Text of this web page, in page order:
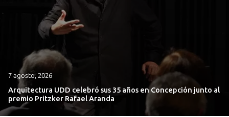
7 agosto, 2026
Arquitectura UDD celebró sus 35 años en Concepción junto al
premio Pritzker Rafael Aranda